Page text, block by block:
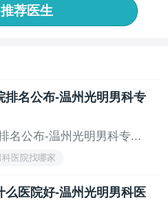
睾丸炎等炎症总是存在男性
来也是会诱发阳痿出现的。
了吗?如果长期出现勃起困难
只是提到了几种具体因为什
也别乱治疗以免适得其反带
不偿失!
荐医生
排名公布-温州光明男科专
名公布-温州光明男科专...
科医院找哪家
么医院好-温州光明男科医